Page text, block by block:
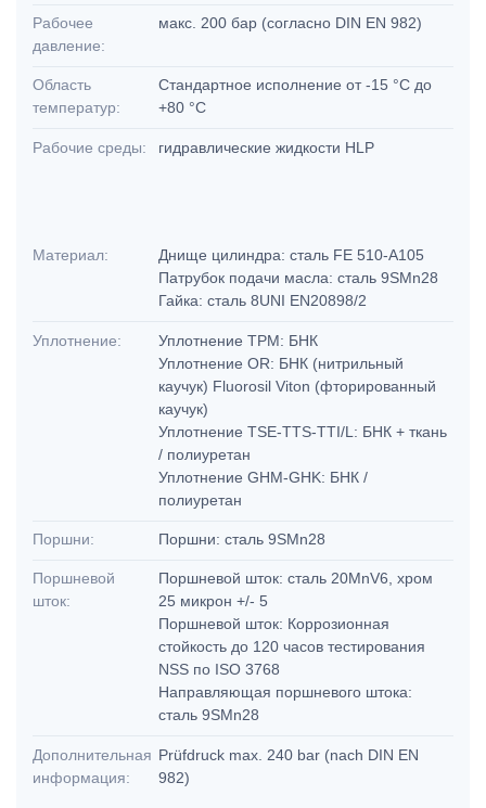
Рабочее
давление:
макс. 200 бар (согласно DIN EN 982)
Область
температур:
Стандартное исполнение от -15 °C до
+80 °C
Рабочие среды: гидравлические жидкости HLP
Материал:
Днище цилиндра: сталь FE 510-A105
Патрубок подачи масла: сталь 9SMn28
Гайка: сталь 8UNI EN20898/2
Уплотнение:
Уплотнение TPM: БНК
Уплотнение OR: БНК (нитрильный
каучук) Fluorosil Viton (фторированный
каучук)
Уплотнение TSE-TTS-TTI/L: БНК + ткань
/ полиуретан
Уплотнение GHM-GHK: БНК /
полиуретан
Поршни: Поршни: сталь 9SMn28
Поршневой
шток:
Поршневой шток: сталь 20MnV6, хром
25 микрон +/- 5
Поршневой шток: Коррозионная
стойкость до 120 часов тестирования
NSS по ISO 3768
Направляющая поршневого штока:
сталь 9SMn28
Дополнительная
информация:
Prüfdruck max. 240 bar (nach DIN EN
982)